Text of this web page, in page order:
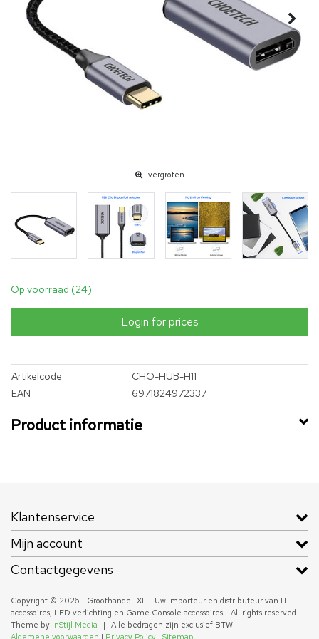
vergroten
Op voorraad (24)
Login for prices
Artikelcode
CHO-HUB-H11
EAN
6971824972337
Product informatie
Klantenservice
Mijn account
Contactgegevens
Copyright © 2026 - Groothandel-XL - Uw importeur en distributeur van IT
accessoires, LED verlichting en Game Console accessoires - All rights reserved -
Theme by InStijl Media |
Alle bedragen zijn exclusief BTW